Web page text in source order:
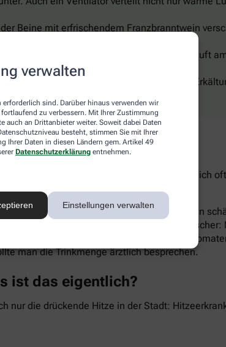
verwalten
sind. Darüber hinaus verwenden wir
zu verbessern. Mit Ihrer Zustimmung
auch an Drittanbieter weiter. Soweit dabei Daten
besteht, stimmen Sie mit Ihrer
Ihrer Daten in diesen Ländern gem. Artikel 49
Datenschutzerklärung entnehmen.
Einstellungen verwalten
Beine mit erfrischendem Franzbranntwein
Stirn oder Nacken sind eine Wohltat.
ist luftdurchlässig und lässt die Luft
Nicht zu kalt einstellen, sonst droht
auszugleichen. Der ist im Sommer nämlich
meist die Folge.
kann Hitzestress auch ernsthaft die Nieren
täglich sollten es sein. Die besten Durstlöscher:
und Gemüse wie Melonen, Gurken oder
man die Trinkmenge ärztlich besprechen.
ist das eigentlich?
nur die drückende Hitze in der Stadt: